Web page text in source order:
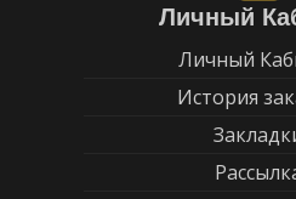
Личный
Личный
История